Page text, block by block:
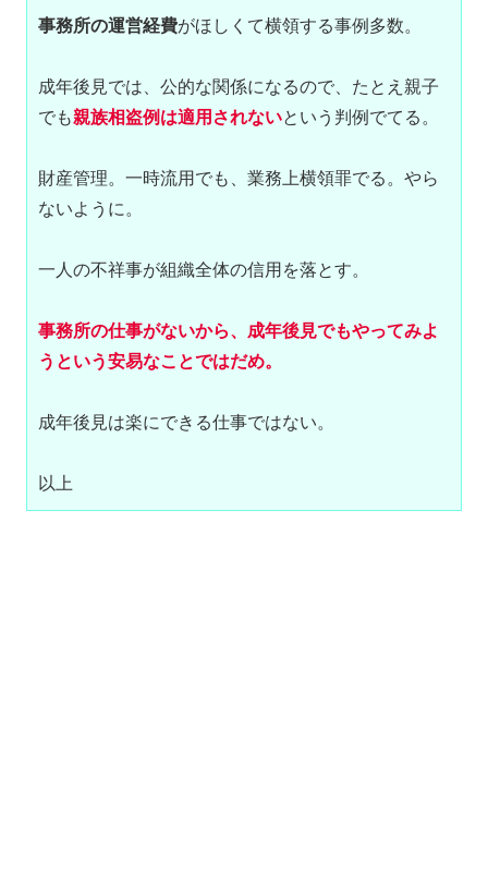
事務所の運営経費がほしくて横領する事例多数。
成年後見では、公的な関係になるので、たとえ親子
でも親族相盗例は適用されないという判例でてる。
財産管理。一時流用でも、業務上横領罪でる。やら
ないように。
一人の不祥事が組織全体の信用を落とす。
事務所の仕事がないから、成年後見でもやってみよ
成年後見は楽にできる仕事ではない。
以上